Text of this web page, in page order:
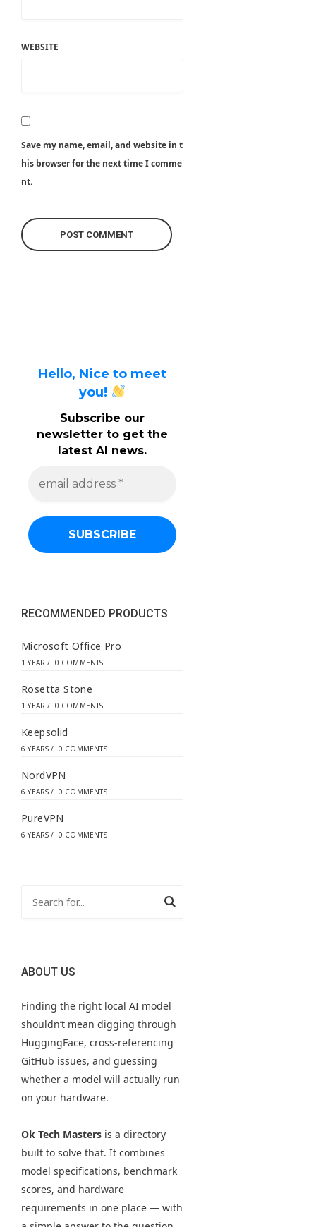
WEBSITE
Save my name, email, and website in t
his browser for the next time I comme
nt.
Hello, Nice to meet
you!
Subscribe our
newsletter to get the
latest AI news.
a
d
s
RECOMMENDED PRODUCTS
Microsoft Office Pro
1 YEAR / 0 COMMENTS
Rosetta Stone
1 YEAR / 0 COMMENTS
Keepsolid
6 YEARS / 0 COMMENTS
NordVPN
6 YEARS / 0 COMMENTS
PureVPN
6 YEARS / 0 COMMENTS
ABOUT US
Finding the right local AI model
shouldn’t mean digging through
HuggingFace, cross-referencing
GitHub issues, and guessing
whether a model will actually run
on your hardware.
Ok Tech Masters is a directory
built to solve that. It combines
model specifications, benchmark
scores, and hardware
requirements in one place — with